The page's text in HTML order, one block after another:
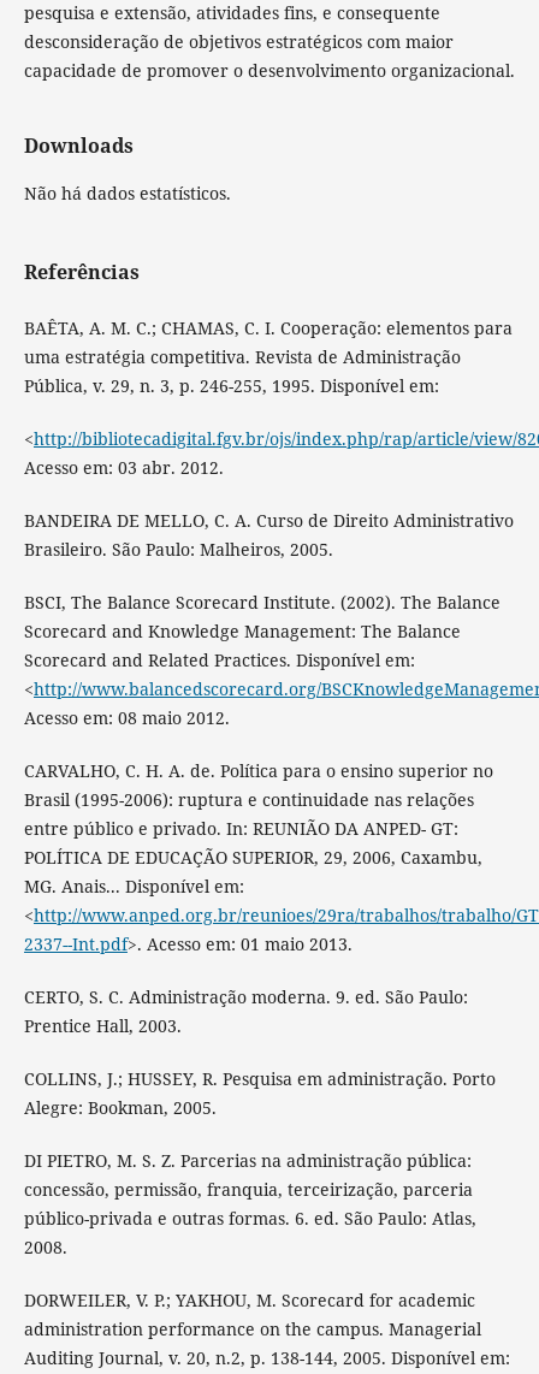
pesquisa e extensão, atividades fins, e consequente
desconsideração de objetivos estratégicos com maior
capacidade de promover o desenvolvimento organizacional.
Downloads
Não há dados estatísticos.
Referências
BAÊTA, A. M. C.; CHAMAS, C. I. Cooperação: elementos para
uma estratégia competitiva. Revista de Administração
Pública, v. 29, n. 3, p. 246-255, 1995. Disponível em:
<http://bibliotecadigital.fgv.br/ojs/index.php/rap/article/view/
Acesso em: 03 abr. 2012.
BANDEIRA DE MELLO, C. A. Curso de Direito Administrativo
Brasileiro. São Paulo: Malheiros, 2005.
BSCI, The Balance Scorecard Institute. (2002). The Balance
Scorecard and Knowledge Management: The Balance
Scorecard and Related Practices. Disponível em:
<http://www.balancedscorecard.org/
Acesso em: 08 maio 2012.
CARVALHO, C. H. A. de. Política para o ensino superior no
Brasil (1995-2006): ruptura e continuidade nas relações
entre público e privado. In: REUNIÃO DA ANPED- GT:
POLÍTICA DE EDUCAÇÃO SUPERIOR, 29, 2006, Caxambu,
MG. Anais... Disponível em:
<http://www.anped.org.br/reunioes/29ra/trabalhos/trabalho/
2337--Int.pdf>. Acesso em: 01 maio 2013.
CERTO, S. C. Administração moderna. 9. ed. São Paulo:
Prentice Hall, 2003.
COLLINS, J.; HUSSEY, R. Pesquisa em administração. Porto
Alegre: Bookman, 2005.
DI PIETRO, M. S. Z. Parcerias na administração pública:
concessão, permissão, franquia, terceirização, parceria
público-privada e outras formas. 6. ed. São Paulo: Atlas,
2008.
DORWEILER, V. P.; YAKHOU, M. Scorecard for academic
administration performance on the campus. Managerial
Auditing Journal, v. 20, n.2, p. 138-144, 2005. Disponível em: